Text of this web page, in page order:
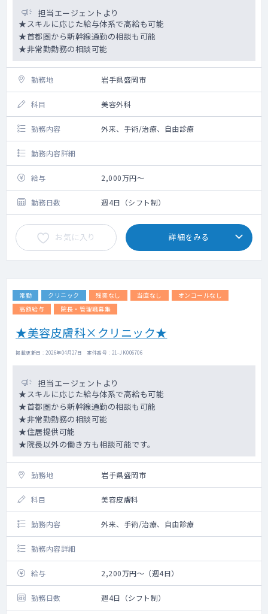
担当エージェントより
★スキルに応じた給与体系で高給も可能
★首都圏から新幹線通勤の相談も可能
★非常勤勤務の相談可能
勤務地 岩手県盛岡市
科目 美容外科
勤務内容 外来、手術/治療、自由診療
勤務内容詳細
給与 2,000万円～
勤務日数 週4日（シフト制）
お気に入り 詳細をみる
常勤 クリニック 残業なし 当直なし
オンコールなし
高額給与
院長・管理職募集
★美容皮膚科×クリニック★
掲載更新日 : 2026年04月27日 案件番号 : 21-JK006706
担当エージェントより
★スキルに応じた給与体系で高給も可能
★首都圏から新幹線通勤の相談も可能
★非常勤勤務の相談可能
★住居提供可能
★院長以外の働き方も相談可能です。
勤務地 岩手県盛岡市
科目 美容皮膚科
勤務内容 外来、手術/治療、自由診療
勤務内容詳細
給与 2,200万円～（週4日）
勤務日数 週4日（シフト制）